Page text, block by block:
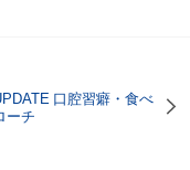
口腔習癖・食べ
ーチ